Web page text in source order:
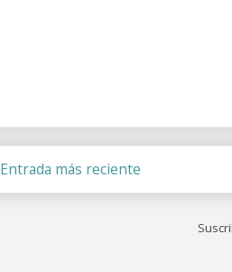
Entrada más reciente